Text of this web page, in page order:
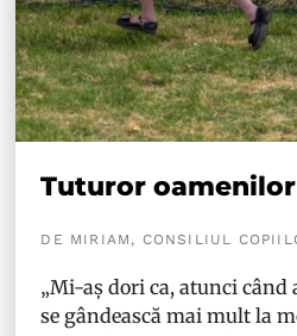
Tuturor
DE MIRIAM, CONSILIUL
„Mi-aș dori ca, atunci
se gândească mai mult la